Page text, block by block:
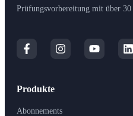
Prüfungsvorbereitung mit über
Produkte
Abonnements